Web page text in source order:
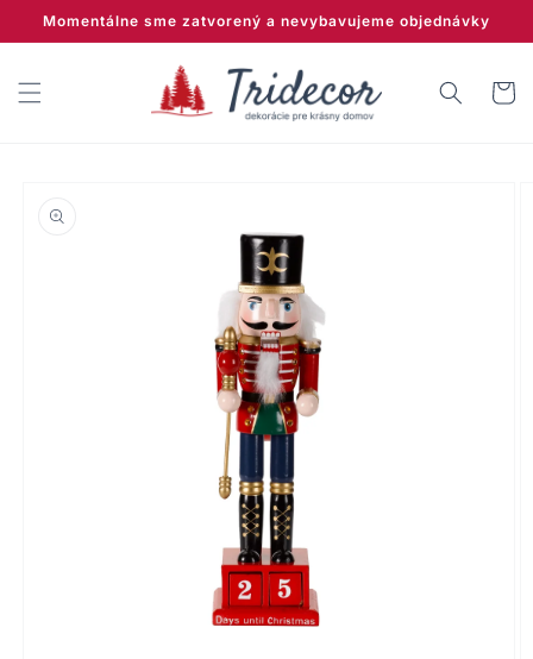
na
obsah
Momentálne sme zatvorený a nevybavujeme objednávky
Košík
o produkte